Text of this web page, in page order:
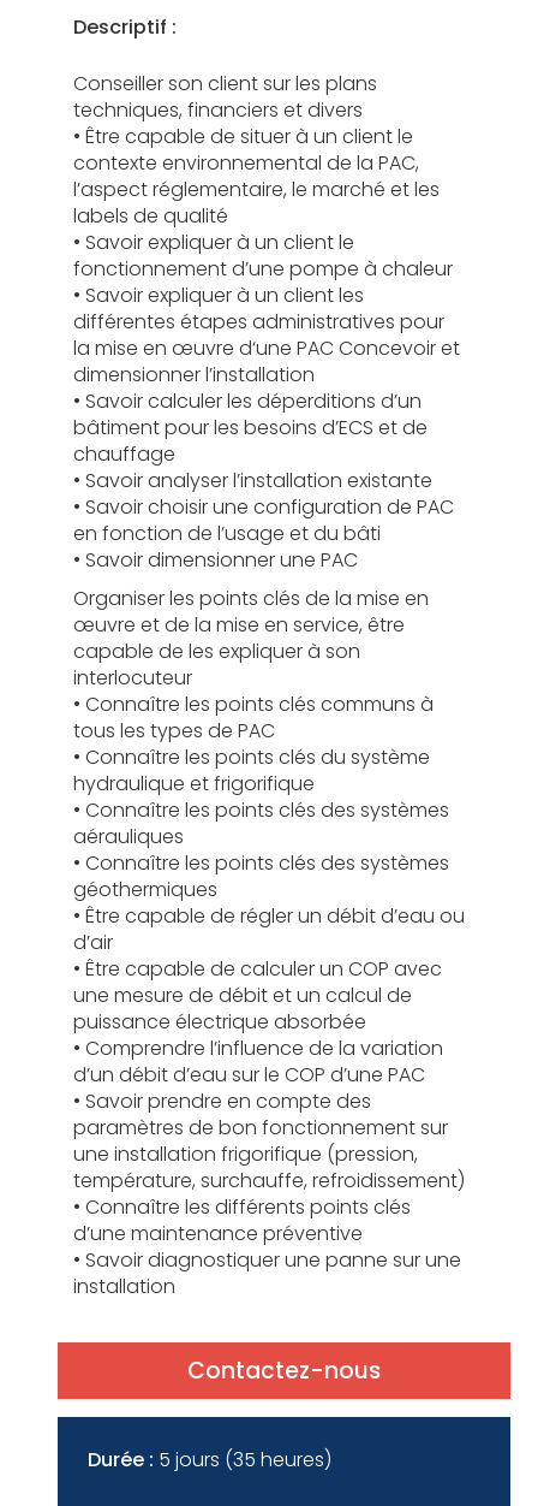
Descriptif :
Conseiller son client sur les plans
techniques, financiers et divers
• Être capable de situer à un client le
contexte environnemental de la PAC,
l’aspect réglementaire, le marché et les
labels de qualité
• Savoir expliquer à un client le
fonctionnement d’une pompe à chaleur
• Savoir expliquer à un client les
différentes étapes administratives pour
la mise en œuvre d‘une PAC Concevoir et
dimensionner l’installation
• Savoir calculer les déperditions d’un
bâtiment pour les besoins d’ECS et de
chauffage
• Savoir analyser l’installation existante
• Savoir choisir une configuration de PAC
en fonction de l’usage et du bâti
• Savoir dimensionner une PAC
Organiser les points clés de la mise en
œuvre et de la mise en service, être
capable de les expliquer à son
interlocuteur
• Connaître les points clés communs à
tous les types de PAC
• Connaître les points clés du système
hydraulique et frigorifique
• Connaître les points clés des systèmes
aérauliques
• Connaître les points clés des systèmes
géothermiques
• Être capable de régler un débit d’eau ou
d’air
• Être capable de calculer un COP avec
une mesure de débit et un calcul de
puissance électrique absorbée
• Comprendre l’influence de la variation
d’un débit d’eau sur le COP d’une PAC
• Savoir prendre en compte des
paramètres de bon fonctionnement sur
une installation frigorifique (pression,
température, surchauffe, refroidissement)
• Connaître les différents points clés
d’une maintenance préventive
• Savoir diagnostiquer une panne sur une
installation
Contactez-nous
Durée : 5 jours (35 heures)